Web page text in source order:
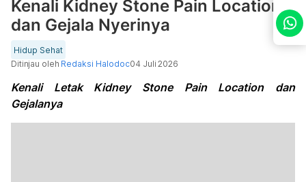
Kenali Kidney Stone Pain Location
dan Gejala Nyerinya
Hidup Sehat
Ditinjau oleh Redaksi Halodoc04 Juli 2026
Kenali Letak Kidney Stone Pain Location dan
Gejalanya